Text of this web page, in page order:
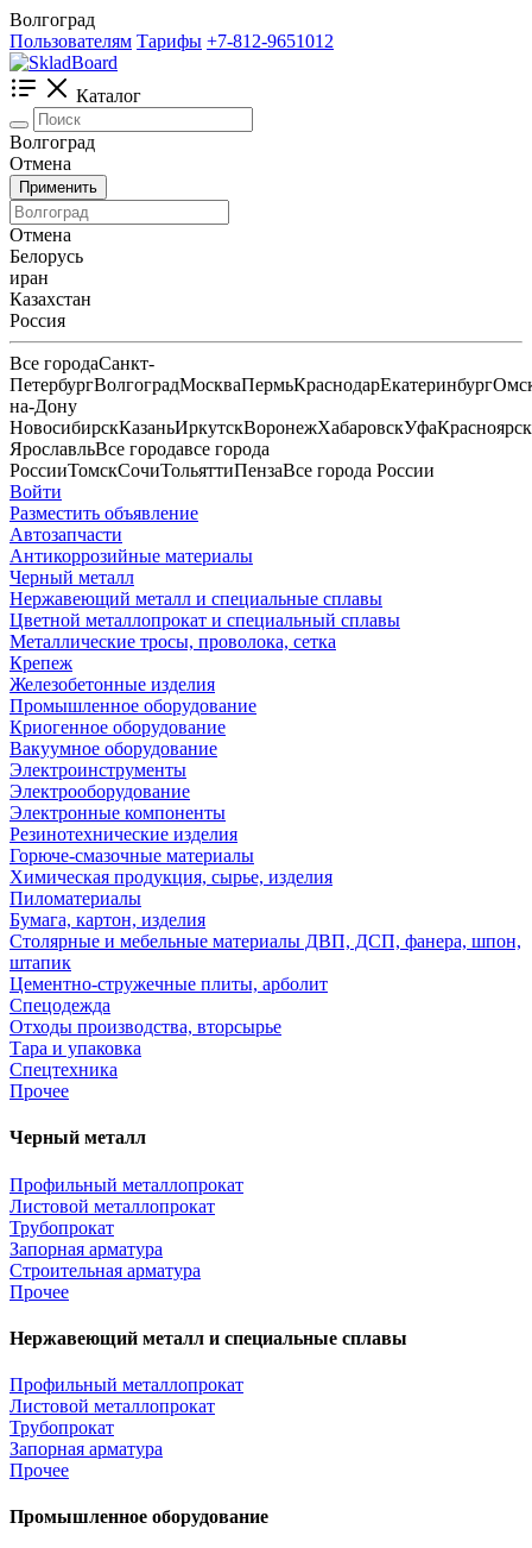
Волгоград
Пользователям Тарифы +7-812-9651012
Каталог
Волгоград
Отмена
Применить
Отмена
Белорусь
иран
Казахстан
Россия
Все городаСанкт-
ПетербургВолгоградМоскваПермьКраснодарЕкатеринбург
на-Дону
НовосибирскКазаньИркутскВоронежХабаровскУфаКрасноярск
ЯрославльВсе городавсе города
РоссииТомскСочиТольяттиПензаВсе города России
Войти
Разместить объявление
Автозапчасти
Антикоррозийные материалы
Черный металл
Нержавеющий металл и специальные сплавы
Цветной металлопрокат и специальный сплавы
Металлические тросы, проволока, сетка
Крепеж
Железобетонные изделия
Промышленное оборудование
Криогенное оборудование
Вакуумное оборудование
Электроинструменты
Электрооборудование
Электронные компоненты
Резинотехнические изделия
Горюче-смазочные материалы
Химическая продукция, сырье, изделия
Пиломатериалы
Бумага, картон, изделия
Столярные и мебельные материалы ДВП, ДСП, фанера, шпон,
штапик
Цементно-стружечные плиты, арболит
Спецодежда
Отходы производства, вторсырье
Тара и упаковка
Спецтехника
Прочее
Черный металл
Профильный металлопрокат
Листовой металлопрокат
Трубопрокат
Запорная арматура
Строительная арматура
Прочее
Нержавеющий металл и специальные сплавы
Профильный металлопрокат
Листовой металлопрокат
Трубопрокат
Запорная арматура
Прочее
Промышленное оборудование